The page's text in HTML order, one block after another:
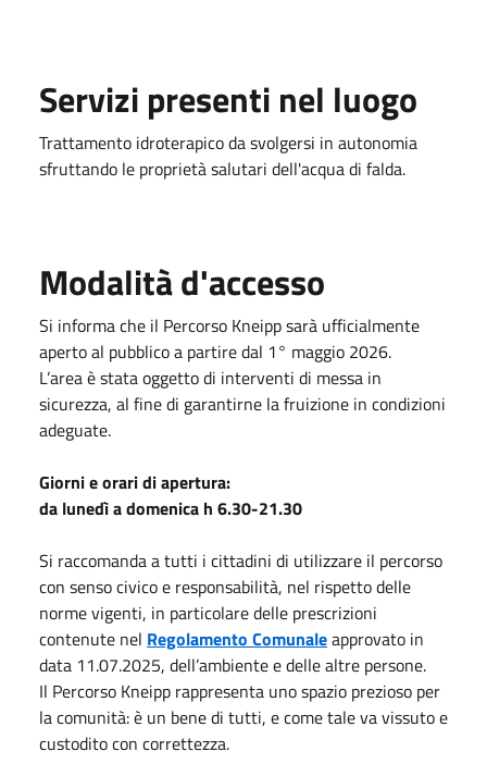
Servizi presenti nel luogo
Trattamento idroterapico da svolgersi in autonomia
sfruttando le proprietà salutari dell'acqua di falda.
Modalità d'accesso
Si informa che il Percorso Kneipp sarà ufficialmente
aperto al pubblico a partire dal 1° maggio 2026.
L’area è stata oggetto di interventi di messa in
sicurezza, al fine di garantirne la fruizione in condizioni
adeguate.
Giorni e orari di apertura:
da lunedì a domenica h 6.30-21.30
Si raccomanda a tutti i cittadini di utilizzare il percorso
con senso civico e responsabilità, nel rispetto delle
norme vigenti, in particolare delle prescrizioni
contenute nel Regolamento Comunaleapprovato in
data 11.07.2025, dell’ambiente e delle altre persone.
Il Percorso Kneipp rappresenta uno spazio prezioso per
la comunità: è un bene di tutti, e come tale va vissuto e
custodito con correttezza.